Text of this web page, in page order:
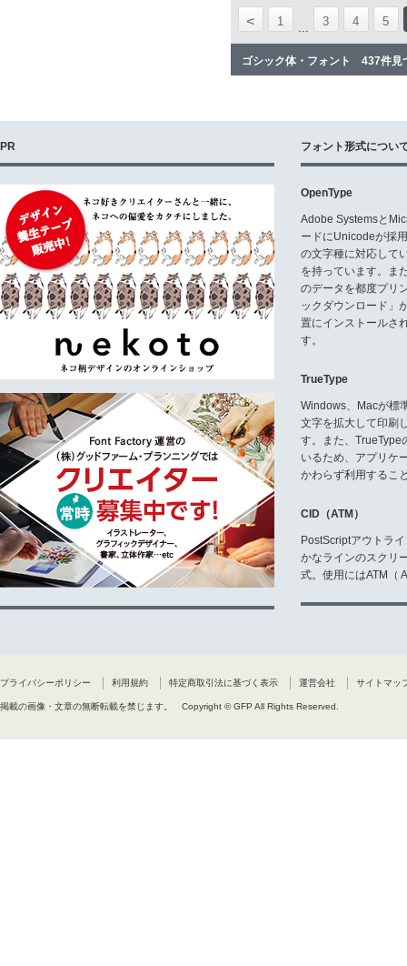
< 1 ... 3 4 5
ゴシック体・フォント 437件見
PR フォント形式につい
OpenType
Adobe Systemsと
ードにUnicodeが採
の文字種に対応して
を持っています。ま
のデータを都度プリ
ックダウンロード」
置にインストールさ
す。
TrueType
Windows、Macが標
文字を拡大して印刷
す。また、TrueType
いるため、アプリケ
かわらず利用するこ
CID（ATM）
PostScriptアウトラ
かなラインのスクリ
式。使用にはATM（
プライバシーポリシー 利用規約 特定商取引法に基づく表示 運営会社 サイトマッ
掲載の画像・文章の無断転載を禁じます。 Copyright © GFP All Rights Reserved.